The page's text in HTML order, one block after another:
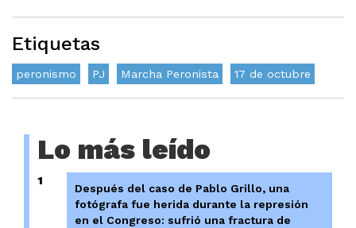
Etiquetas
peronismo PJ Marcha Peronista 17 de octubre
Lo más leído
1
Después del caso de Pablo Grillo, una
fotógrafa fue herida durante la represión
en el Congreso: sufrió una fractura de